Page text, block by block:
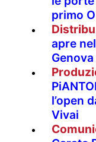
primo
apre
Genova
l’open
Vivai